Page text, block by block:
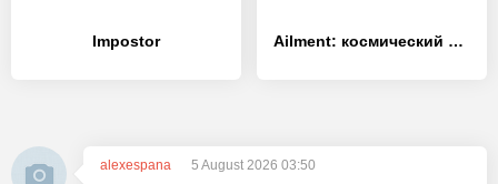
Impostor Ailment: космический шутер
alexespana
5 August 2026 03:50